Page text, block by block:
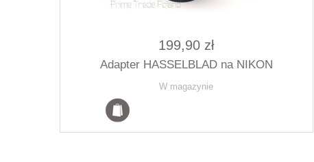
199,90 zł
Adapter HASSELBLAD na NIKON
W magazynie